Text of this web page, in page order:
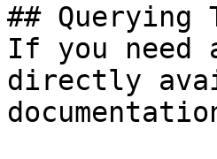
## Querying
If you
directly